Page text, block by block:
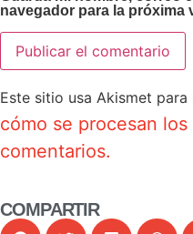
navegador para la próxima
Este sitio usa Akismet para
cómo se procesan
comentarios.
COMPARTIR